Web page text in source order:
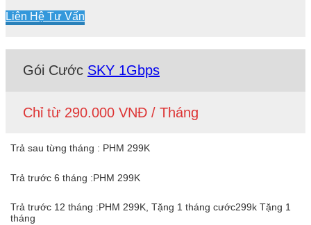
Liên Hệ Tư Vấn
Gói Cước SKY 1Gbps
Chỉ từ 290.000 VNĐ / Tháng
Trả sau từng tháng : PHM 299K
Trả trước 6 tháng :PHM 299K
Trả trước 12 tháng :PHM 299K, Tặng 1 tháng cước299k Tặng 1
tháng